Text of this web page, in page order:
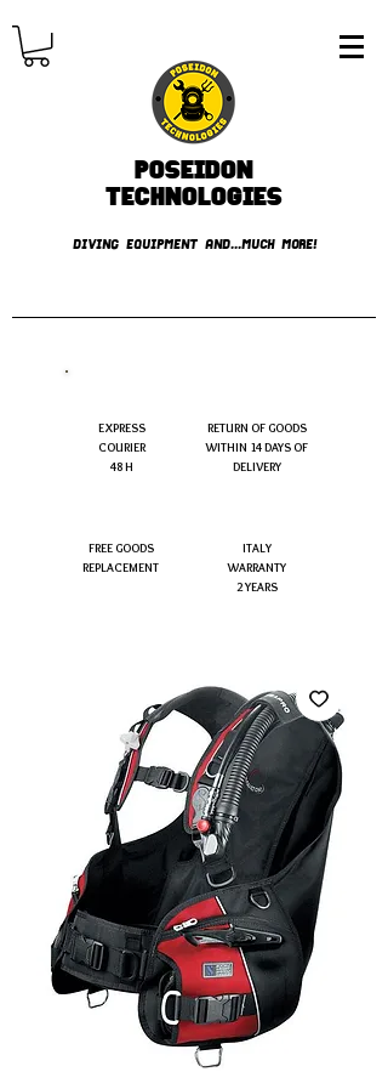
Poseidon
TECHNOLOGIES
DIVING EQUIPMENT AND...MUCH MORE!
EXPRESS
COURIER
48 H
FREE GOODS
REPLACEMENT
RETURN OF GOODS
WITHIN 14 DAYS OF
DELIVERY
ITALY
WARRANTY
2 YEARS